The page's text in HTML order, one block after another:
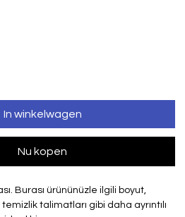
In winkelwagen
Nu kopen
Burası ürününüzle ilgili boyut,
talimatları gibi daha ayrıntılı